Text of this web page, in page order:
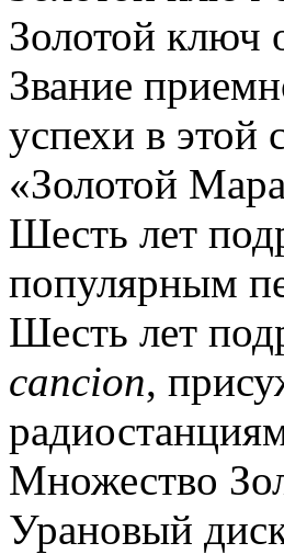
Золотой ключ
Звание
успехи в этой
«Золотой
Шесть лет
популярным
Шесть лет
cancion,
Множество
Урановый